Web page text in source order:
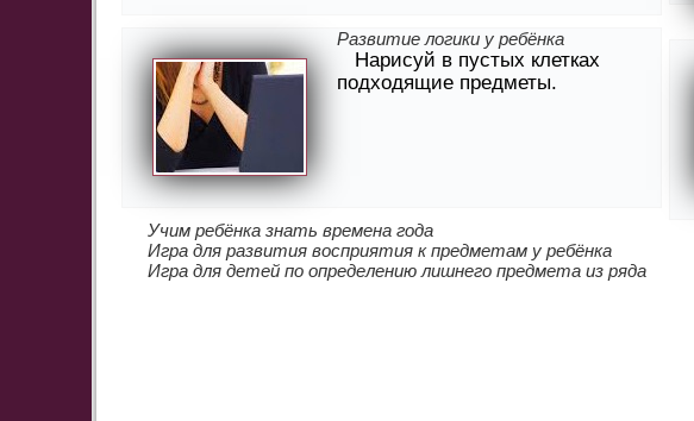
Развитие логики у ребёнка
Нарисуй в пустых клетках
подходящие предметы.
Учим ребёнка знать времена года
Игра для развития восприятия к предметам у ребёнка
Игра для детей по определению лишнего предмета из ряда